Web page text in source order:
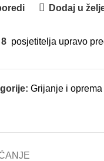
Dodaj u
8 posjetitelja upravo
Grijanje i